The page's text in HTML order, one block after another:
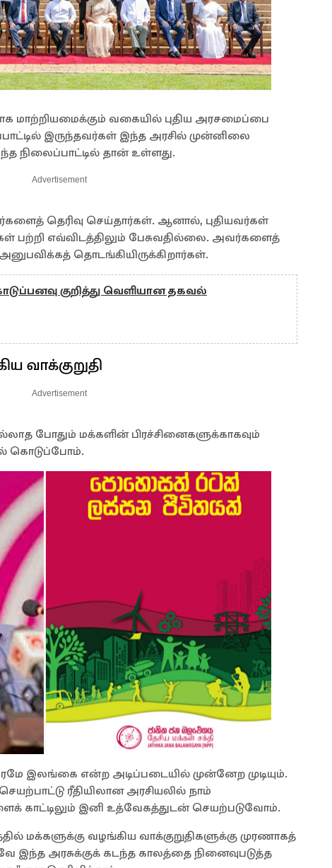
மாற்றியமைக்கும் வகையில் புதிய அரசமைப்பை
இருந்தவர்கள் இந்த அரசில் முன்னிலை
நிலைப்பாட்டில் தான் உள்ளது.
Advertisement
தெரிவு செய்தார்கள். ஆனால், புதியவர்கள்
பற்றி எவ்விடத்திலும் பேசுவதில்லை. அவர்களைத்
தொடங்கியிருக்கிறார்கள்.
குறித்து வெளியான தகவல்
வாக்குறுதி
Advertisement
போதும் மக்களின் பிரச்சினைகளுக்காகவும்
கொடுப்போம்.
இலங்கை என்ற அடிப்படையில் முன்னேற முடியும்.
ரீதியிலான அரசியலில் நாம்
காட்டிலும் இனி உத்வேகத்துடன் செயற்படுவோம்.
மக்களுக்கு வழங்கிய வாக்குறுதிகளுக்கு முரணாகத்
இந்த அரசுக்குக் கடந்த காலத்தை நினைவுபடுத்த